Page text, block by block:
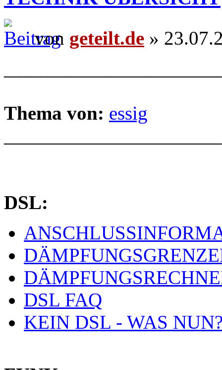
von geteilt.de »
Thema von: essig
DSL:
DSL FAQ
KEIN DSL - WAS